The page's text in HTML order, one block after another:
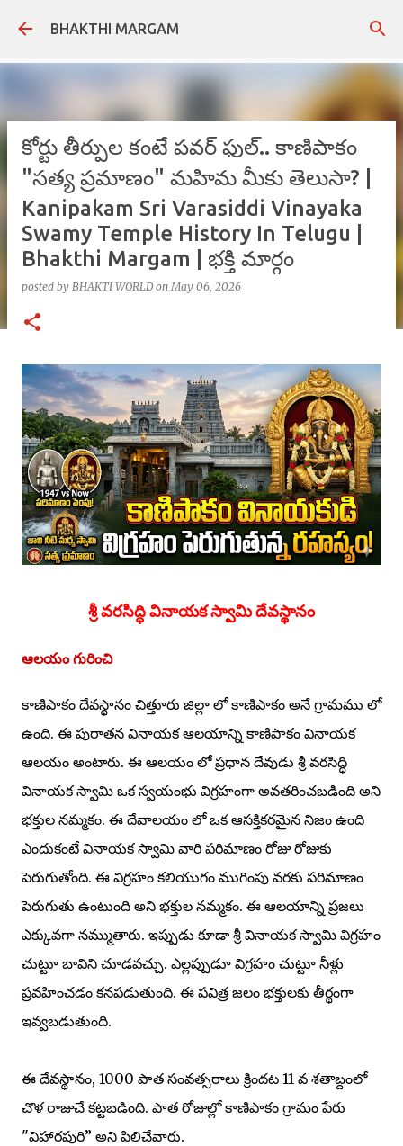
Skip to main content
BHAKTHI MARGAM
కోర్టు తీర్పుల కంటే పవర్ ఫుల్.. కాణిపాకం
"సత్య ప్రమాణం" మహిమ మీకు తెలుసా? |
Kanipakam Sri Varasiddi Vinayaka
Swamy Temple History In Telugu |
Bhakthi Margam | భక్తి మార్గం
posted by BHAKTI WORLD onMay 06, 2026
శ్రీ వరసిద్ధి వినాయక స్వామి దేవస్థానం
ఆలయం గురించి
కాణిపాకం దేవస్థానం చిత్తూరు జిల్లా లో కాణిపాకం అనే గ్రామము లో
ఉంది. ఈ పురాతన వినాయక ఆలయాన్ని కాణిపాకం వినాయక
ఆలయం అంటారు. ఈ ఆలయం లో ప్రధాన దేవుడు శ్రీ వరసిద్ధి
వినాయక స్వామి ఒక స్వయంభు విగ్రహంగా అవతరించబడింది అని
భక్తుల నమ్మకం. ఈ దేవాలయం లో ఒక ఆసక్తికరమైన నిజం ఉంది
ఎందుకంటే వినాయక స్వామి వారి పరిమాణం రోజు రోజుకు
పెరుగుతోంది. ఈ విగ్రహం కలియుగం ముగింపు వరకు పరిమాణం
పెరుగుతు ఉంటుంది అని భక్తుల నమ్మకం. ఈ ఆలయాన్ని ప్రజలు
ఎక్కువగా నమ్ముతారు. ఇప్పుడు కూడా శ్రీ వినాయక స్వామి విగ్రహం
చుట్టూ బావిని చూడవచ్చు. ఎల్లప్పుడూ విగ్రహం చుట్టూ నీళ్లు
ప్రవహించడం కనపడుతుంది. ఈ పవిత్ర జలం భక్తులకు తీర్థంగా
ఇవ్వబడుతుంది.
ఈ దేవస్థానం, 1000 పాత సంవత్సరాలు క్రిందట 11 వ శతాబ్దంలో
చొళ రాజుచే కట్టబడింది. పాత రోజుల్లో కాణిపాకం గ్రామం పేరు
"విహారపురి” అని పిలిచేవారు.